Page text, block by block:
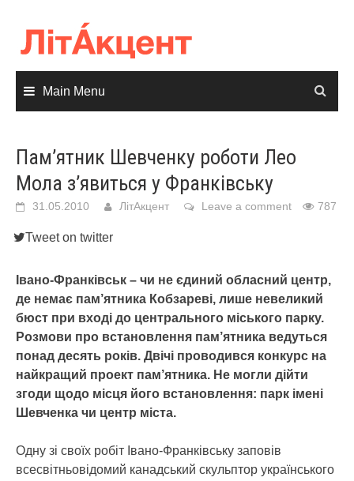
content
Main Menu
Пам’ятник Шевченку роботи Лео
Мола з’явиться у Франківську
31.05.2010 ЛітАкцент Leave a comment 787
Tweet on twitter
Івано-Франківськ – чи не єдиний обласний центр,
де немає пам’ятника Кобзареві, лише невеликий
бюст при вході до центрального міського парку.
Розмови про встановлення пам’ятника ведуться
понад десять років. Двічі проводився конкурс на
найкращий проект пам’ятника. Не могли дійти
згоди щодо місця його встановлення: парк імені
Шевченка чи центр міста.
Одну зі своїх робіт Івано-Франківську заповів
всесвітньовідомий канадський скульптор українського